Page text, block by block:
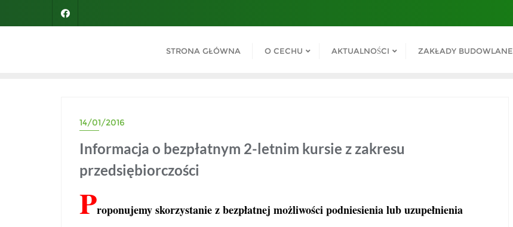
STRONA GŁÓWNA O CECHU AKTUALNOŚCI ZAKŁADY BUDOWLANE
14/01/2016
Informacja o bezpłatnym 2-letnim kursie z zakresu
przedsiębiorczości
Proponujemy skorzystanie z bezpłatnej możliwości podniesienia lub uzupełnienia